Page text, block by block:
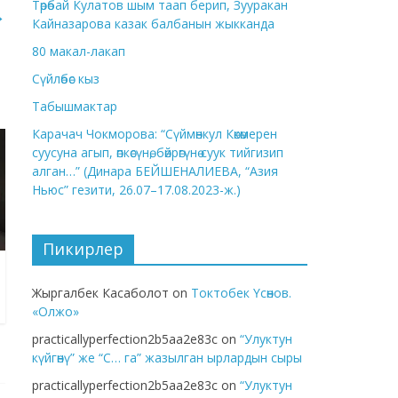
Төрөбай Кулатов шым таап берип, Зууракан
Кайназарова казак балбанын жыкканда
80 макал-лакап
Сүйлөбөс кыз
Табышмактар
Карачач Чокморова: “Сүймөнкул Көкөмерен
суусуна агып, өпкөсүнө, бөйрөгүнө суук тийгизип
алган…” (Динара БЕЙШЕНАЛИЕВА, “Азия
Ньюс” гезити, 26.07–17.08.2023-ж.)
Пикирлер
Жыргалбек Касаболот on Токтобек Үсөнов.
«Олжо»
practicallyperfection2b5aa2e83c on “Улуктун
күйгөнү” же “С… га” жазылган ырлардын сыры
practicallyperfection2b5aa2e83c on “Улуктун